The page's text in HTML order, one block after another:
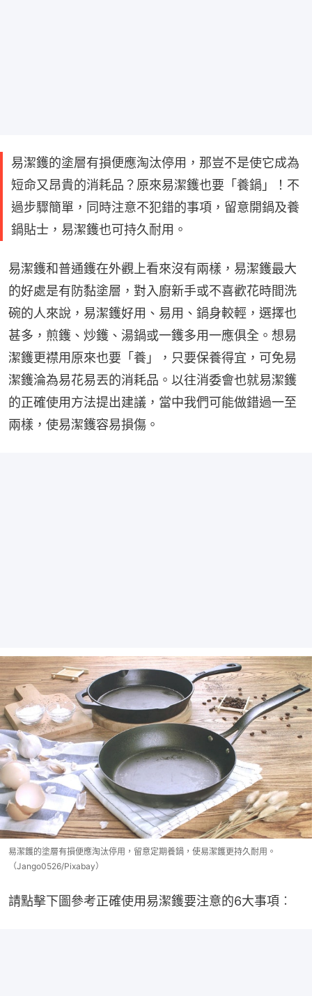
易潔鑊的塗層有損便應淘汰停用，那豈不是使它成為
短命又昂貴的消耗品？原來易潔鑊也要「養鍋」！不
過步驟簡單，同時注意不犯錯的事項，留意開鍋及養
鍋貼士，易潔鑊也可持久耐用。
易潔鑊和普通鑊在外觀上看來沒有兩樣，易潔鑊最大
的好處是有防黏塗層，對入廚新手或不喜歡花時間洗
碗的人來說，易潔鑊好用、易用、鍋身較輕，選擇也
甚多，煎鑊、炒鑊、湯鍋或一鑊多用一應俱全。想易
潔鑊更襟用原來也要「養」，只要保養得宜，可免易
潔鑊淪為易花易丟的消耗品。以往消委會也就易潔鑊
的正確使用方法提出建議，當中我們可能做錯過一至
兩樣，使易潔鑊容易損傷。
易潔鑊的塗層有損便應淘汰停用，留意定期養鍋，使易潔鑊更持久耐用。
（Jango0526/Pixabay）
請點擊下圖參考正確使用易潔鑊要注意的6大事項︰